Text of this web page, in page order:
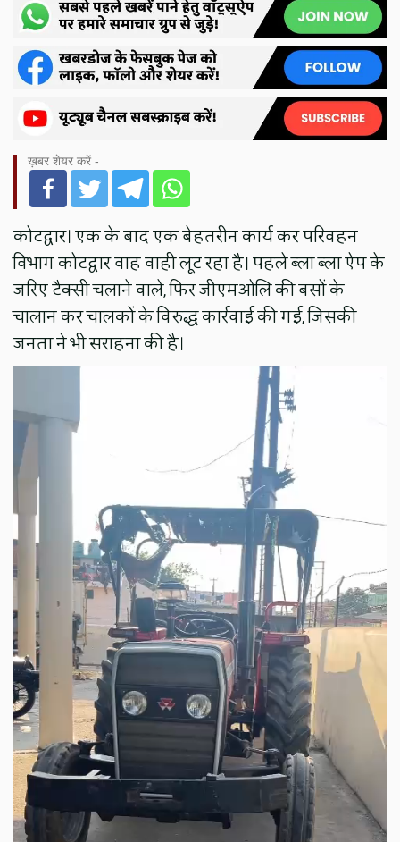
ख़बर शेयर करें -
कोटद्वार। एक के बाद एक बेहतरीन कार्य कर परिवहन
विभाग कोटद्वार वाह वाही लूट रहा है। पहले ब्ला ब्ला ऐप के
जरिए टैक्सी चलाने वाले, फिर जीएमओलि की बसों के
चालान कर चालकों के विरुद्ध कार्रवाई की गई, जिसकी
जनता ने भी सराहना की है।